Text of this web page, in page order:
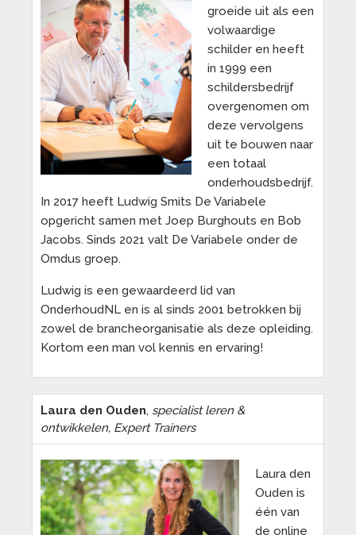
groeide uit als een
volwaardige
schilder en heeft
in 1999 een
schildersbedrijf
overgenomen om
deze vervolgens
uit te bouwen naar
een totaal
onderhoudsbedrijf.
In 2017 heeft Ludwig Smits De Variabele
opgericht samen met Joep Burghouts en Bob
Jacobs. Sinds 2021 valt De Variabele onder de
Omdus groep.
Ludwig is een gewaardeerd lid van
OnderhoudNL en is al sinds 2001 betrokken bij
zowel de brancheorganisatie als deze opleiding.
Kortom een man vol kennis en ervaring!
Laura den Ouden, specialist leren &
ontwikkelen, Expert Trainers
Laura den
Ouden is
één van
de online